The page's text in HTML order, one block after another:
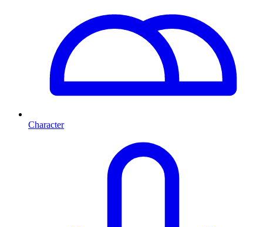
Character